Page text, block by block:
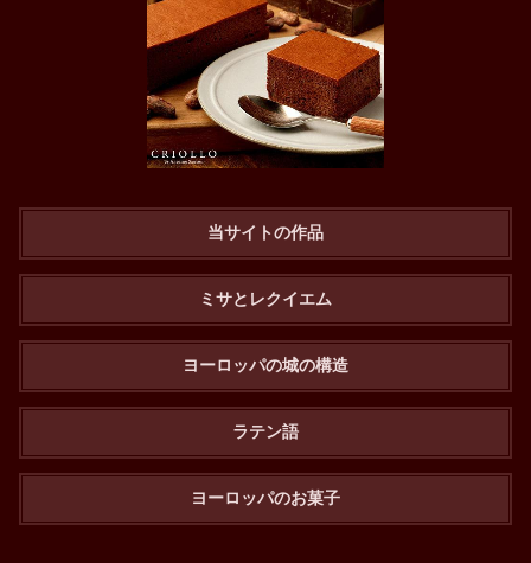
当サイトの作品
ミサとレクイエム
ヨーロッパの城の構造
ラテン語
ヨーロッパのお菓子